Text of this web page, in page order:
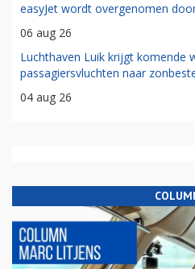
easyJet wordt overgenomen
06 aug 26
Luchthaven Luik krijgt komende
passagiersvluchten naar
04 aug 26